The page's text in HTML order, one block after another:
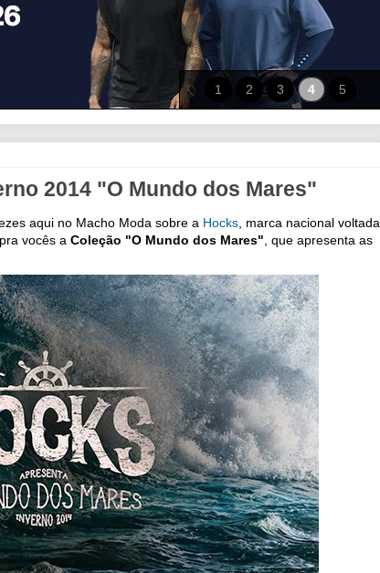
1 2 3 4 5
2014 "O Mundo dos Mares"
aqui no Macho Moda sobre a Hocks , marca nacional voltada
vocês a Coleção "O Mundo dos Mares" , que apresenta as